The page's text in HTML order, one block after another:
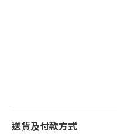
送貨及付款方式